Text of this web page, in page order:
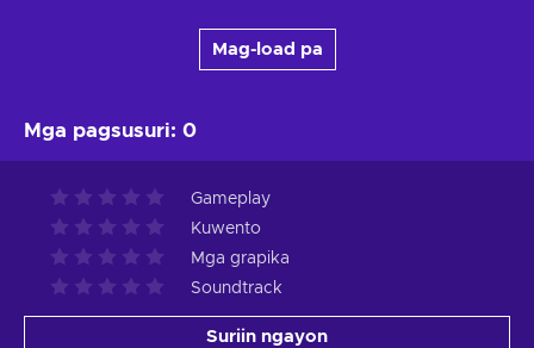
Mag-load pa
Mga pagsusuri: 0
Gameplay
Kuwento
Mga grapika
Soundtrack
Suriin ngayon